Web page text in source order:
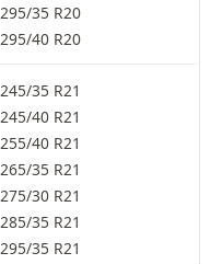
295/35 R20
295/40 R20
245/35 R21
245/40 R21
255/40 R21
265/35 R21
275/30 R21
285/35 R21
295/35 R21